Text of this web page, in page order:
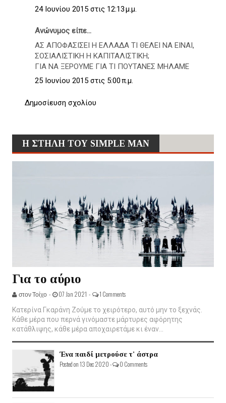
24 Ιουνίου 2015 στις 12:13 μ.μ.
Ανώνυμος είπε...
ΑΣ ΑΠΟΦΑΣΙΣΕΙ Η ΕΛΛΑΔΑ ΤΙ ΘΕΛΕΙ ΝΑ ΕΙΝΑΙ,
ΣΟΣΙΑΛΙΣΤΙΚΗ Η ΚΑΠΙΤΑΛΙΣΤΙΚΗ;
ΓΙΑ ΝΑ ΞΕΡΟΥΜΕ ΓΙΑ ΤΙ ΠΟΥΤΑΝΕΣ ΜΗΛΑΜΕ
25 Ιουνίου 2015 στις 5:00 π.μ.
Δημοσίευση σχολίου
Η ΣΤΗΛΗ ΤΟΥ SIMPLE MAN
Για το αύριο
στον Τοίχο - 07 Jan 2021 - 1 Comments
Κατερίνα Γκαράνη Ζούμε το χειρότερο, αυτό μην το ξεχνάς.
Κάθε μέρα που περνά γινόμαστε μάρτυρες αφόρητης
κατάθλιψης, κάθε μέρα αποχαιρετάμε κι έναν...
Ένα παιδί μετρούσε τ' άστρα
Posted on 13 Dec 2020 - 0 Comments